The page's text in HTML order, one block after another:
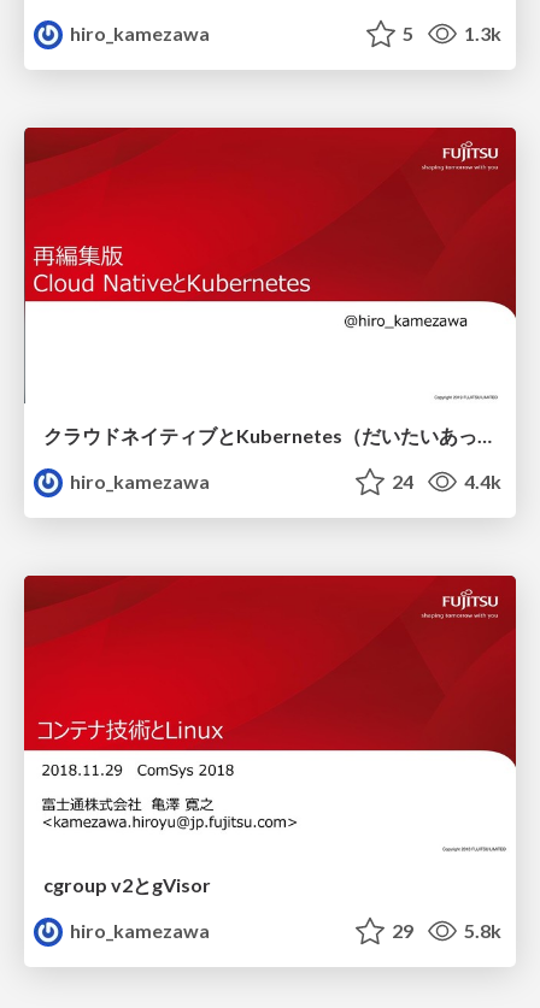
hiro_kamezawa
5 1.3k
クラウドネイティブとKubernetes（だいたいあってるクラウドネイティブ）
hiro_kamezawa
24 4.4k
cgroup v2とgVisor
hiro_kamezawa
29 5.8k